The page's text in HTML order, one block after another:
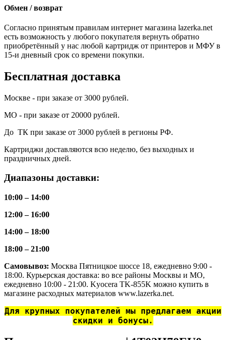
Обмен / возврат
Согласно принятым правилам интернет магазина lazerka.net
есть возможность у любого покупателя вернуть обратно
приобретённый у нас любой картридж от принтеров и МФУ в
15-и дневный срок со времени покупки.
Бесплатная доставка
Москве - при заказе от 3000 рублей.
МО - при заказе от 20000 рублей.
До ТК при заказе от 3000 рублей в регионы РФ.
Картриджи доставляются всю неделю, без выходных и
праздничных дней.
Диапазоны доставки:
10:00 – 14:00
12:00 – 16:00
14:00 – 18:00
18:00 – 21:00
Самовывоз: Москва Пятницкое шоссе 18, ежедневно 9:00 -
18:00. Курьерская доставка: во все районы Москвы и МО,
ежедневно 10:00 - 21:00. Kyocera TK-855K можно купить в
магазине расходных материалов www.lazerka.net.
Для крупных покупателей мы предлагаем акции
скидки и бонусы.